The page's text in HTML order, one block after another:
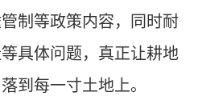
制等政策内容，同时耐
具体问题，真正让耕地
到每一寸土地上。